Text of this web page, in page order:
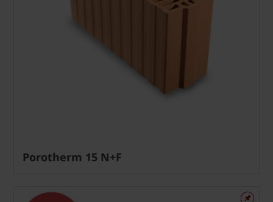
Porotherm 15 N+F